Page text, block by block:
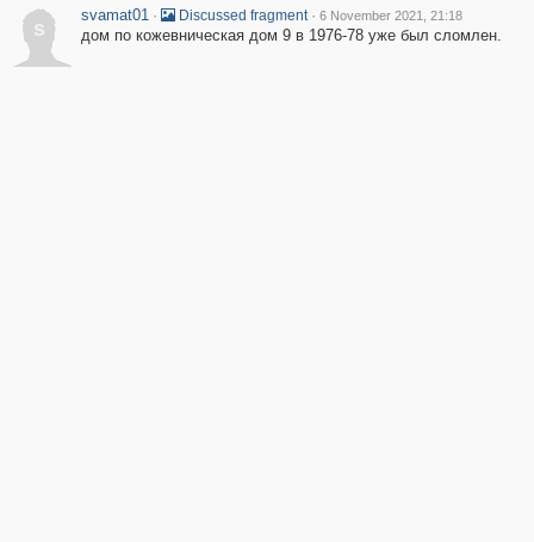
s
svamat01 · Discussed fragment · 6 November 2021, 21:18
дом по кожевническая дом 9 в 1976-78 уже был сломлен.